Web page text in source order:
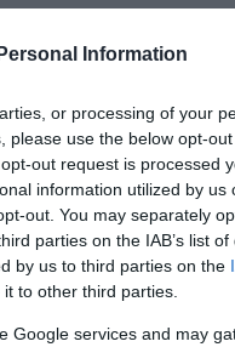
Information
or processing of your
please use the below opt-
out request is processed
information utilized by us
out. You may separately
parties on the IAB’s list of
by us to third parties on the
to other third parties.
Google services and may